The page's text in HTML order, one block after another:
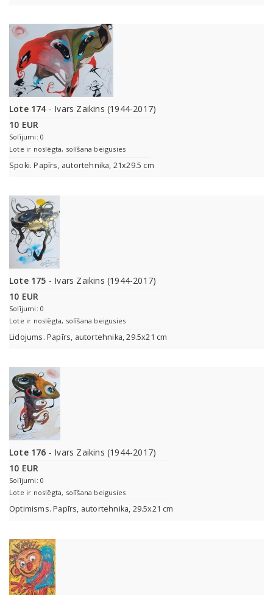
Lote 174 - Ivars Zaikins (1944-2017)
10 EUR
Solījumi: 0
Lote ir noslēgta, solīšana beigusies
Spoki. Papīrs, autortehnika, 21x29.5 cm
Lote 175 - Ivars Zaikins (1944-2017)
10 EUR
Solījumi: 0
Lote ir noslēgta, solīšana beigusies
Lidojums. Papīrs, autortehnika, 29.5x21 cm
Lote 176 - Ivars Zaikins (1944-2017)
10 EUR
Solījumi: 0
Lote ir noslēgta, solīšana beigusies
Optimisms. Papīrs, autortehnika, 29.5x21 cm